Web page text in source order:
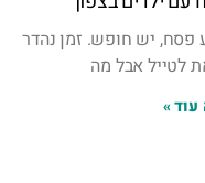
פסח, יש חופש. זמן נהדר
לטייל אבל מה
»